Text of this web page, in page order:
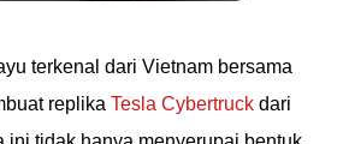
terkenal dari Vietnam bersama
replika Tesla Cybertruck dari